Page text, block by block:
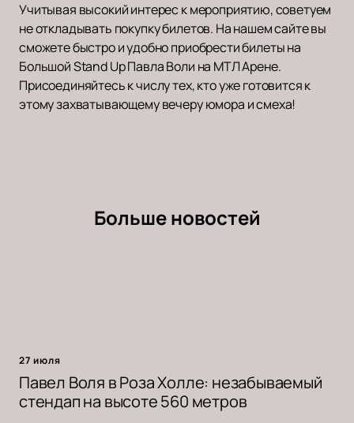
Учитывая высокий интерес к мероприятию, советуем
не откладывать покупку билетов. На нашем сайте вы
сможете быстро и удобно приобрести билеты на
Большой Stand Up Павла Воли на МТЛ Арене.
Присоединяйтесь к числу тех, кто уже готовится к
этому захватывающему вечеру юмора и смеха!
Больше новостей
27 июля
Павел Воля в Роза Холле: незабываемый
стендап на высоте 560 метров